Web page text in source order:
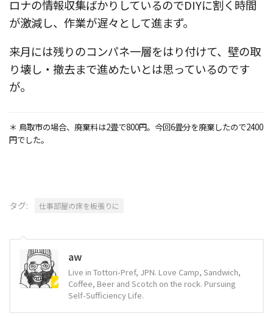
ロナの情報収集ばかりしているのでDIYに割く時間
が激減し、作業が遅々として進まず。
来月には残りのコンパネ一層をはり付けて、壁の取
り壊し・撤去まで進めたいとは思っているのです
が。
＊ 鳥取市の場合、廃棄料は2畳で800円。今回6畳分を廃棄したので2400
円でした。
タグ: 仕事部屋の床を板張りに
aw
Live in Tottori-Pref, JPN. Love Camp, Sandwich,
Coffee, Beer and Scotch on the rock. Pursuing
Self-Sufficiency Life.